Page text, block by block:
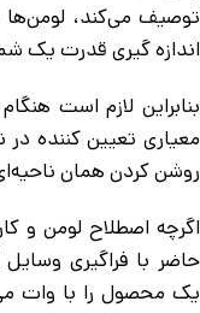
توصیف می‌کند، لومن‌ها
اندازه گیری قدرت یک
بنابراین لازم است
معیاری تعیین کننده
روشن کردن همان
اگرچه اصطلاح لومن و
حاضر با فراگیری
یک محصول را با وات